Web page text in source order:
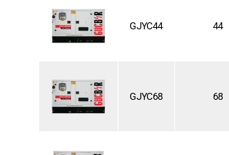
GJYC44 44
GJYC68 68